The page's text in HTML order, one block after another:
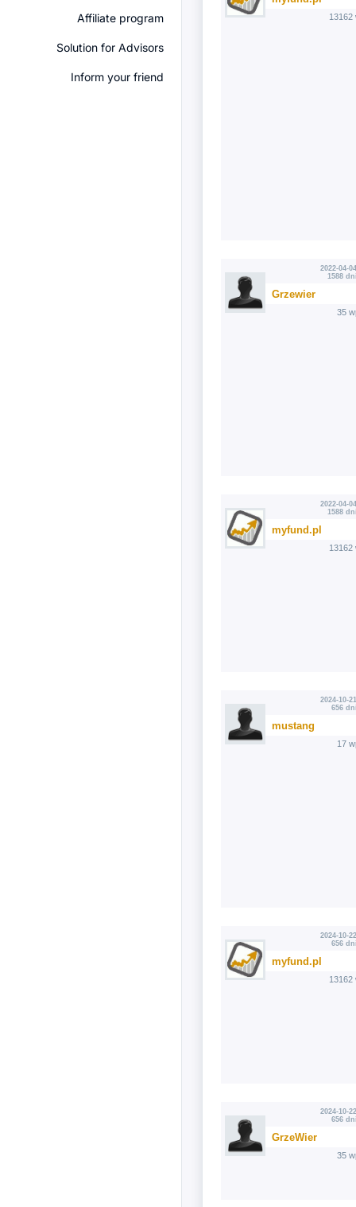
Affiliate program
Solution for Advisors
Inform your friend
13162
2022-04-
1588
Grzewier
35
2022-04-
1588
myfund.pl
13162
2024-10-
656
mustang
17
2024-10-
656
myfund.pl
13162
2024-10-
656
GrzeWier
35